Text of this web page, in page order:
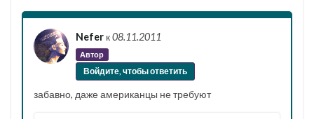
Nefer к08.11.2011
Автор
Войдите, чтобы ответить
забавно, даже американцы не требуют